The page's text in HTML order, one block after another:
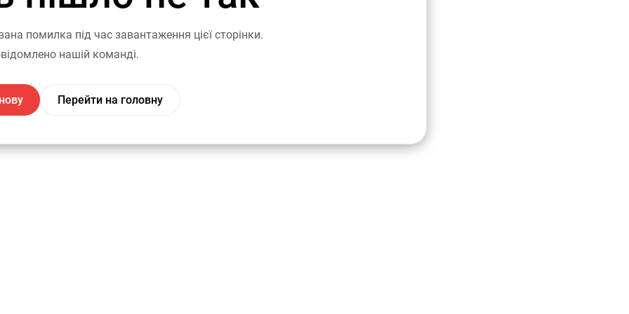
помилка під час завантаження цієї сторінки.
нашій команді.
Перейти на головну